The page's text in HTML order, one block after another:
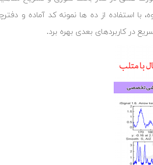
استفاده از ده ها نمونه کد آماده و
در کاربردهای بعدی بهره برد.